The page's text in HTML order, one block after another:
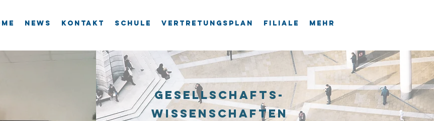
News Kontakt Schule Vertretungsplan Filiale mehr
Gesellschafts-
WIssenschaften